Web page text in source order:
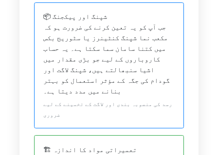
📦 شپنگ اور پیکجنگ
جب آپ کو یہ تعین کرنے کی ضرورت ہو کہ
مکعب نما شپنگ کنٹینرز یا سٹوریج بکس
میں کتنا سامان سما سکتا ہے۔ یہ حساب
کاروباروں کے لیے جو بڑی مقدار میں
اشیا سنبھالتے ہیں، شپنگ لاگت اور
گودام کی جگہ کے مؤثر استعمال کو بہتر
بنانے میں مدد دیتا ہے۔
رسد کی منصوبہ بندی اور لاگت کے تخمینے کے لیے
ضروری
🏗️ تعمیراتی مواد کا اندازہ